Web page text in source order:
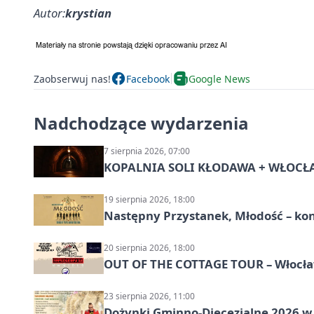
Autor:krystian
Zaobserwuj nas! Facebook Google News
Nadchodzące wydarzenia
7 sierpnia 2026, 07:00
KOPALNIA SOLI KŁODAWA +
19 sierpnia 2026, 18:00
Następny Przystanek, Młodość –
20 sierpnia 2026, 18:00
OUT OF THE COTTAGE TOUR –
23 sierpnia 2026, 11:00